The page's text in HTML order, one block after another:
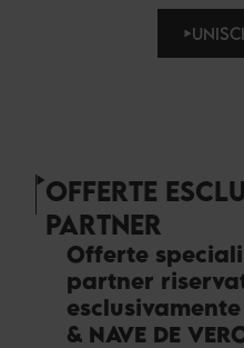
OFFERTE
PARTNER
Offerte
partner
& NAVE DE